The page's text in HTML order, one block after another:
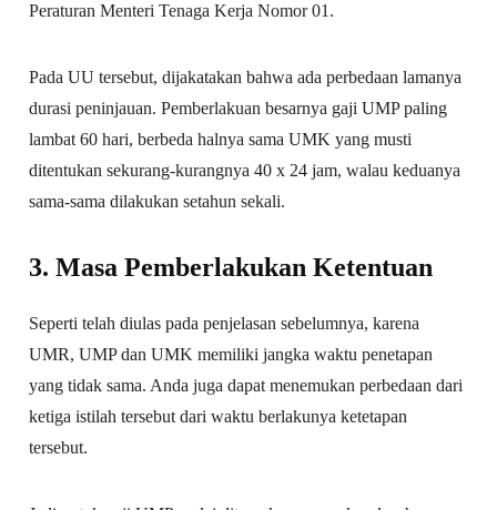
Peraturan Menteri Tenaga Kerja Nomor 01.
Pada UU tersebut, dijakatakan bahwa ada perbedaan lamanya
durasi peninjauan. Pemberlakuan besarnya gaji UMP paling
lambat 60 hari, berbeda halnya sama UMK yang musti
ditentukan sekurang-kurangnya 40 x 24 jam, walau keduanya
sama-sama dilakukan setahun sekali.
3. Masa Pemberlakukan Ketentuan
Seperti telah diulas pada penjelasan sebelumnya, karena
UMR, UMP dan UMK memiliki jangka waktu penetapan
yang tidak sama. Anda juga dapat menemukan perbedaan dari
ketiga istilah tersebut dari waktu berlakunya ketetapan
tersebut.